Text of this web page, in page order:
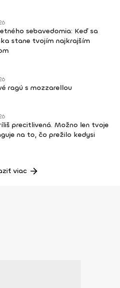
sebavedomia: Keď sa
stane tvojím najkrajším
ragú s mozzarellou
precitlivená. Možno len tvoje
na to, čo prežilo kedysi
viac